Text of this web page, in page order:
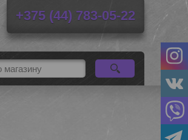
+375 (44) 783-05-22